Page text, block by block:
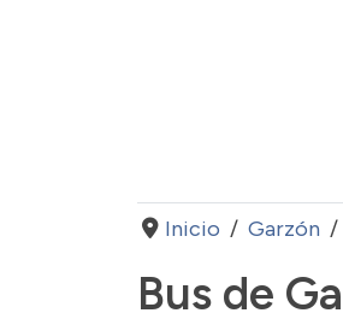
Inicio Garzón
Bus de